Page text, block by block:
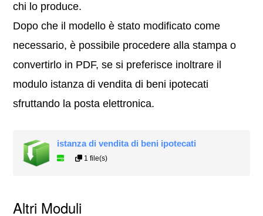
chi lo produce.
Dopo che il modello è stato modificato come
necessario, è possibile procedere alla stampa o
convertirlo in PDF, se si preferisce inoltrare il
modulo istanza di vendita di beni ipotecati
sfruttando la posta elettronica.
istanza di vendita di beni ipotecati
1 file(s)
Altri Moduli